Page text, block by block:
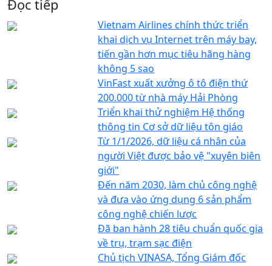
Đọc tiếp
Vietnam Airlines chính thức triển
khai dịch vụ Internet trên máy bay,
tiến gần hơn mục tiêu hãng hàng
không 5 sao
VinFast xuất xưởng ô tô điện thứ
200.000 từ nhà máy Hải Phòng
Triển khai thử nghiệm Hệ thống
thông tin Cơ sở dữ liệu tôn giáo
Từ 1/1/2026, dữ liệu cá nhân của
người Việt được bảo vệ "xuyên biên
giới"
Đến năm 2030, làm chủ công nghệ
và đưa vào ứng dụng 6 sản phẩm
công nghệ chiến lược
Đã ban hành 28 tiêu chuẩn quốc gia
về trụ, trạm sạc điện
Chủ tịch VINASA, Tổng Giám đốc